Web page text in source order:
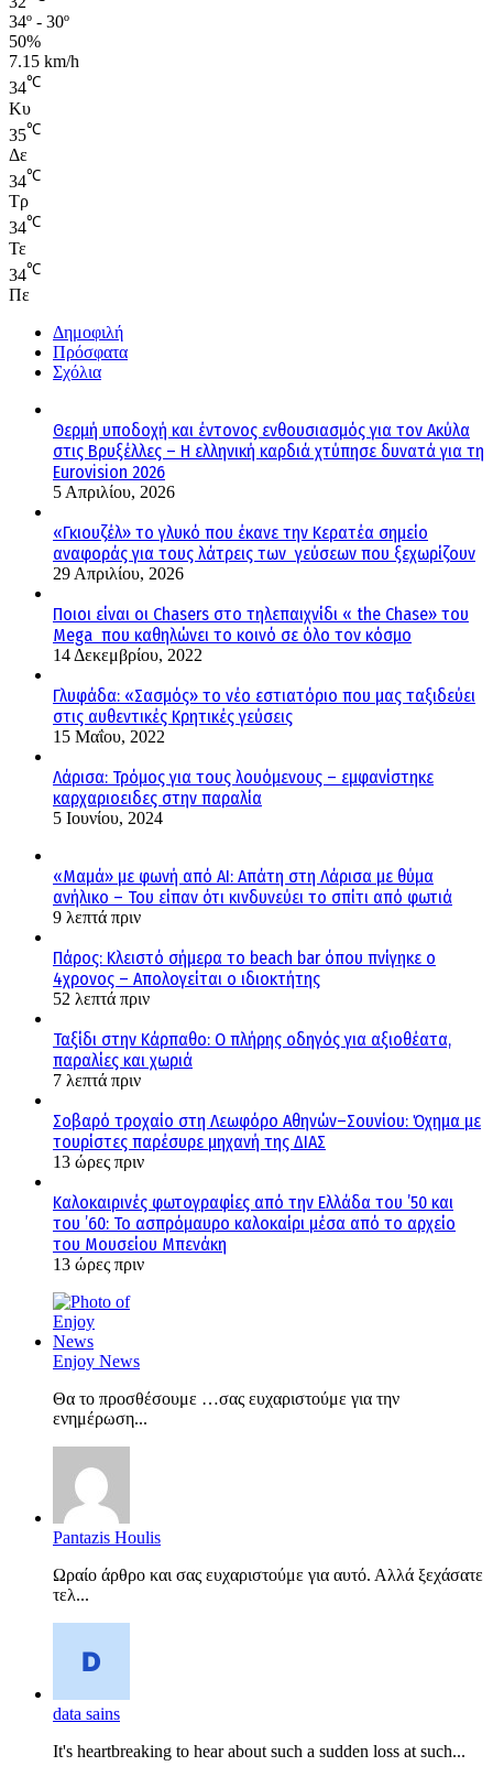
34º - 30º
50%
7.15 km/h
34℃
Κυ
35℃
Δε
34℃
Τρ
34℃
Τε
34℃
Πε
Δημοφιλή
Πρόσφατα
Σχόλια
Θερμή υποδοχή και έντονος ενθουσιασμός για τον Ακύλα
στις Βρυξέλλες – Η ελληνική καρδιά χτύπησε δυνατά για τη
Eurovision 2026
5 Απριλίου, 2026
«Γκιουζέλ» το γλυκό που έκανε την Κερατέα σημείο
αναφοράς για τους λάτρεις των γεύσεων που ξεχωρίζουν
29 Απριλίου, 2026
Ποιοι είναι οι Chasers στο τηλεπαιχνίδι « the Chase» του
Mega που καθηλώνει το κοινό σε όλο τον κόσμο
14 Δεκεμβρίου, 2022
Γλυφάδα: «Σασμός» το νέο εστιατόριο που μας ταξιδεύει
στις αυθεντικές Κρητικές γεύσεις
15 Μαΐου, 2022
Λάρισα: Τρόμος για τους λουόμενους – εμφανίστηκε
καρχαριοειδες στην παραλία
5 Ιουνίου, 2024
«Μαμά» με φωνή από AI: Απάτη στη Λάρισα με θύμα
ανήλικο – Του είπαν ότι κινδυνεύει το σπίτι από φωτιά
9 λεπτά πριν
Πάρος: Κλειστό σήμερα το beach bar όπου πνίγηκε ο
4χρονος – Απολογείται ο ιδιοκτήτης
52 λεπτά πριν
Ταξίδι στην Κάρπαθο: Ο πλήρης οδηγός για αξιοθέατα,
παραλίες και χωριά
7 λεπτά πριν
Σοβαρό τροχαίο στη Λεωφόρο Αθηνών–Σουνίου: Όχημα με
τουρίστες παρέσυρε μηχανή της ΔΙΑΣ
13 ώρες πριν
Καλοκαιρινές φωτογραφίες από την Ελλάδα του ’50 και
του ’60: Το ασπρόμαυρο καλοκαίρι μέσα από το αρχείο
του Μουσείου Μπενάκη
13 ώρες πριν
Enjoy News
Θα το προσθέσουμε …σας ευχαριστούμε για την
ενημέρωση...
Pantazis Houlis
Ωραίο άρθρο και σας ευχαριστούμε για αυτό. Αλλά ξεχάσατε
τελ...
data sains
It's heartbreaking to hear about such a sudden loss at such...